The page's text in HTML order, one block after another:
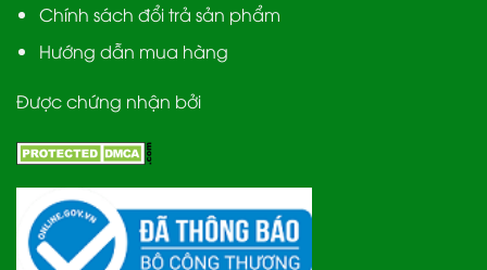
Chính sách đổi trả sản phẩm
Hướng dẫn mua hàng
Được chứng nhận bởi